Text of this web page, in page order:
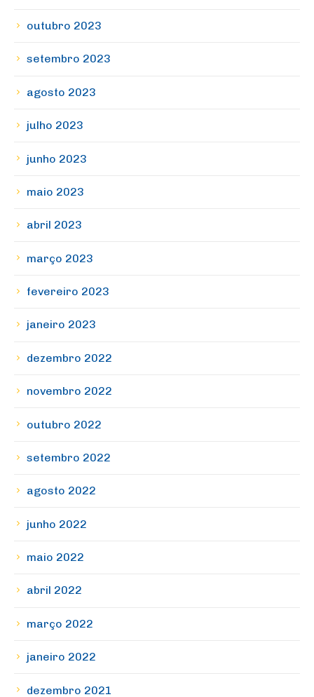
outubro 2023
setembro 2023
agosto 2023
julho 2023
junho 2023
maio 2023
abril 2023
março 2023
fevereiro 2023
janeiro 2023
dezembro 2022
novembro 2022
outubro 2022
setembro 2022
agosto 2022
junho 2022
maio 2022
abril 2022
março 2022
janeiro 2022
dezembro 2021